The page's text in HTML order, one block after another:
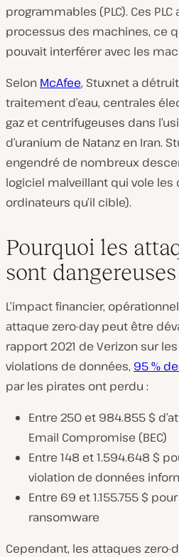
programmables (PLC). Ces
processus des machines, ce
pouvait interférer avec les
Selon McAfee, Stuxnet a
traitement d’eau, centrales
gaz et centrifugeuses dans
d’uranium de Natanz en Iran.
engendré de nombreux
logiciel malveillant qui vole les
ordinateurs qu’il cible).
Pourquoi les
sont dangereuses
L’impact financier,
attaque zero-day peut être
rapport 2021 de Verizon sur
violations de données, 95 %
par les pirates ont perdu :
Entre 250 et 984.855 $
Email Compromise (BEC)
Entre 148 et 1.594.648 $
violation de données
Entre 69 et 1.155.755 $
ransomware
Cependant, les attaques zero-